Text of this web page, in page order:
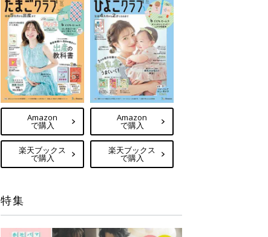
Amazon
で購入
楽天ブックス
で購入
Amazon
で購入
楽天ブックス
で購入
特集